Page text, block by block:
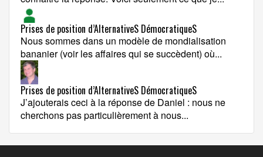
Prises de position d’AlternativeS DémocratiqueS
Nous sommes dans un modèle de mondialisation
bananier (voir les affaires qui se succèdent) où...
Prises de position d’AlternativeS DémocratiqueS
J’ajouterais ceci à la réponse de Daniel : nous ne
cherchons pas particulièrement à nous...